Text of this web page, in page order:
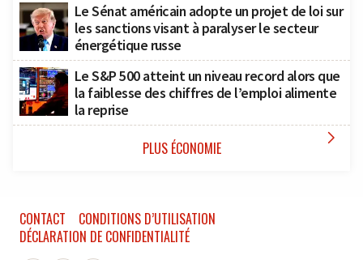
Le Sénat américain adopte un projet de loi sur
les sanctions visant à paralyser le secteur
énergétique russe
Le S&P 500 atteint un niveau record alors que
la faiblesse des chiffres de l’emploi alimente
la reprise
PLUS ÉCONOMIE 
CONTACT
CONDITIONS D’UTILISATION
DÉCLARATION DE CONFIDENTIALITÉ